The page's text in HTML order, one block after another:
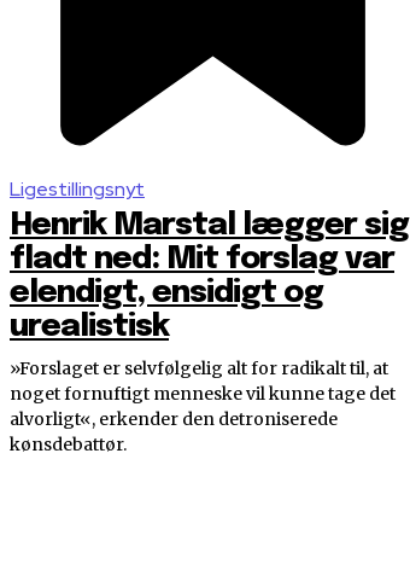
Ligestillingsnyt
Henrik Marstal lægger sig
fladt ned: Mit forslag var
elendigt, ensidigt og
urealistisk
»Forslaget er selvfølgelig alt for radikalt til, at
noget fornuftigt menneske vil kunne tage det
alvorligt«, erkender den detroniserede
kønsdebattør.